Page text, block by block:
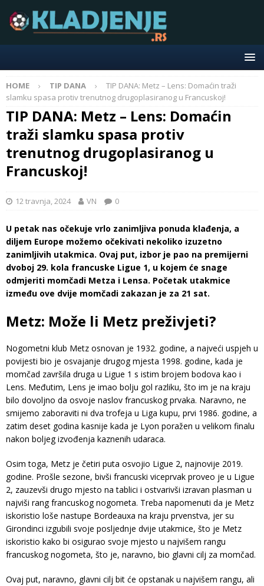
HOME TIP DANA
TIP DANA: Metz – Lens: Domaćin traži
slamku spasa protiv trenutnog drugoplasiranog u Francuskoj!
TIP DANA: Metz – Lens: Domaćin
traži slamku spasa protiv
trenutnog drugoplasiranog u
Francuskoj!
12 travnja, 2024 VN 0
U petak nas očekuje vrlo zanimljiva ponuda klađenja, a
diljem Europe možemo očekivati nekoliko izuzetno
zanimljivih utakmica. Ovaj put, izbor je pao na premijerni
dvoboj 29. kola francuske Ligue 1, u kojem će snage
odmjeriti momčadi Metza i Lensa. Početak utakmice
između ove dvije momčadi zakazan je za 21 sat.
Metz: Može li Metz preživjeti?
Nogometni klub Metz osnovan je 1932. godine, a najveći uspjeh u
povijesti bio je osvajanje drugog mjesta 1998. godine, kada je
momčad završila druga u Ligue 1 s istim brojem bodova kao i
Lens. Međutim, Lens je imao bolju gol razliku, što im je na kraju
bilo dovoljno da osvoje naslov francuskog prvaka. Naravno, ne
smijemo zaboraviti ni dva trofeja u Liga kupu, prvi 1986. godine, a
zatim deset godina kasnije kada je Lyon poražen u velikom finalu
nakon boljeg izvođenja kaznenih udaraca.
Osim toga, Metz je četiri puta osvojio Ligue 2, najnovije 2019.
godine. Prošle sezone, bivši francuski viceprvak proveo je u Ligue
2, zauzevši drugo mjesto na tablici i ostvarivši izravan plasman u
najviši rang francuskog nogometa. Treba napomenuti da je Metz
iskoristio loše nastupe Bordeauxa na kraju prvenstva, jer su
Girondinci izgubili svoje posljednje dvije utakmice, što je Metz
iskoristio kako bi osigurao svoje mjesto u najvišem rangu
francuskog nogometa, što je, naravno, bio glavni cilj za momčad.
Ovaj put, naravno, glavni cilj bit će opstanak u najvišem rangu, ali